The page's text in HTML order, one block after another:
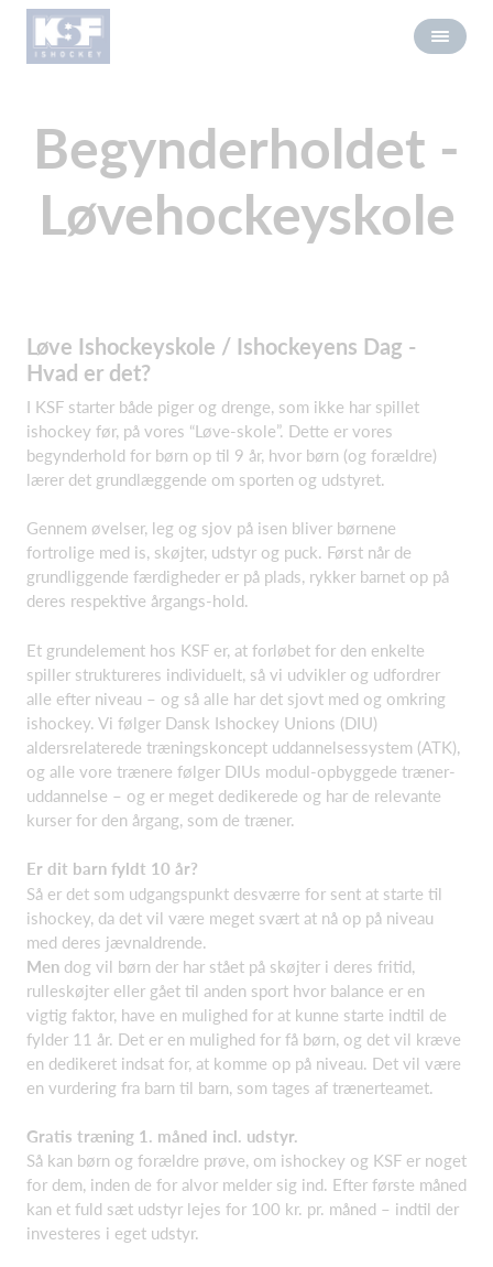
Begynderholdet -
Løvehockeyskole
Løve Ishockeyskole / Ishockeyens Dag -
Hvad er det?
I KSF starter både piger og drenge, som ikke har spillet
ishockey før, på vores “Løve-skole”. Dette er vores
begynderhold for børn op til 9 år, hvor børn (og forældre)
lærer det grundlæggende om sporten og udstyret.
Gennem øvelser, leg og sjov på isen bliver børnene
fortrolige med is, skøjter, udstyr og puck. Først når de
grundliggende færdigheder er på plads, rykker barnet op på
deres respektive årgangs-hold.
Et grundelement hos KSF er, at forløbet for den enkelte
spiller struktureres individuelt, så vi udvikler og udfordrer
alle efter niveau – og så alle har det sjovt med og omkring
ishockey. Vi følger Dansk Ishockey Unions (DIU)
aldersrelaterede træningskoncept uddannelsessystem (ATK),
og alle vore trænere følger DIUs modul-opbyggede træner-
uddannelse – og er meget dedikerede og har de relevante
kurser for den årgang, som de træner.
Er dit barn fyldt 10 år?
Så er det som udgangspunkt desværre for sent at starte til
ishockey, da det vil være meget svært at nå op på niveau
med deres jævnaldrende.
Men dog vil børn der har stået på skøjter i deres fritid,
rulleskøjter eller gået til anden sport hvor balance er en
vigtig faktor, have en mulighed for at kunne starte indtil de
fylder 11 år. Det er en mulighed for få børn, og det vil kræve
en dedikeret indsat for, at komme op på niveau. Det vil være
en vurdering fra barn til barn, som tages af trænerteamet.
Gratis træning 1. måned incl. udstyr.
Så kan børn og forældre prøve, om ishockey og KSF er noget
for dem, inden de for alvor melder sig ind. Efter første måned
kan et fuld sæt udstyr lejes for 100 kr. pr. måned – indtil der
investeres i eget udstyr.